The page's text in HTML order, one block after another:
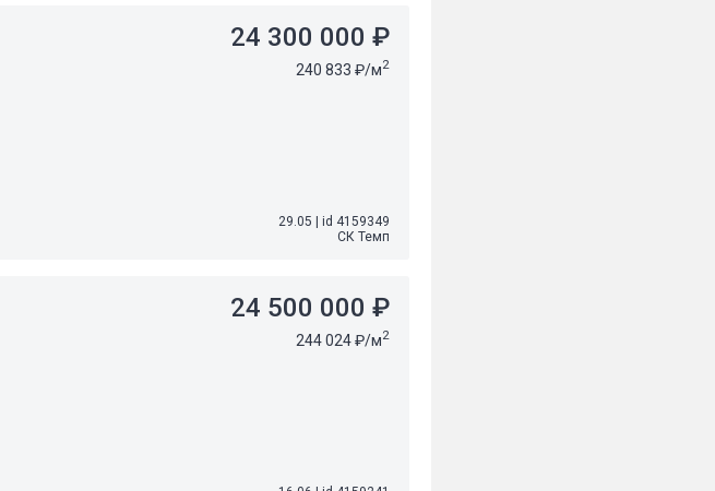
24 300 000 ₽
240 833 ₽/м2
29.05
id 4159349
СК Темп
24 500 000 ₽
244 024 ₽/м2